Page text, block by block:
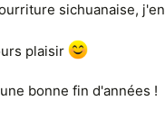
sichuanaise,
plaisir
bonne fin d'années !